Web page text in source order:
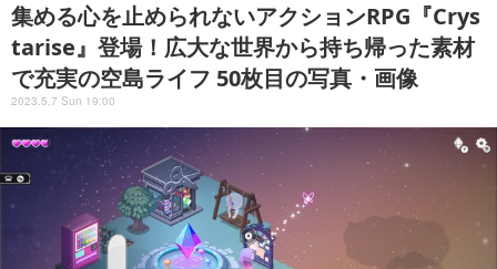
集める心を止められないアクションRPG『Crys
tarise』登場！広大な世界から持ち帰った素材
で充実の空島ライフ 50枚目の写真・画像
2023.5.7 Sun 19:00